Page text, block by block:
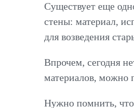
Существует еще
стены: материал,
для возведения
Впрочем, сегодня
материалов, можно
Нужно помнить, что